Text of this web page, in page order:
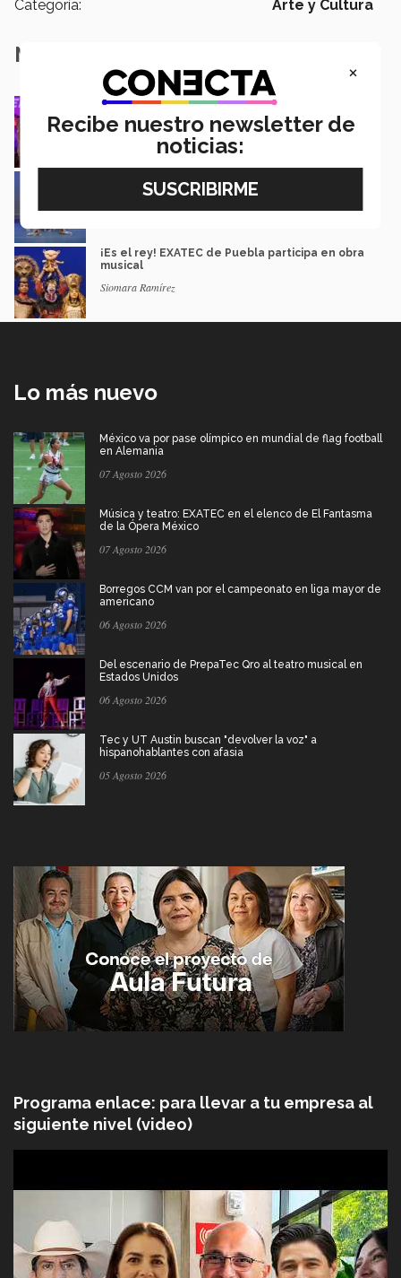
Categoría: Arte y Cultura
Notas Relacionadas
Videojuegos: así fue Borregos Gaming
Experience de Tec Puebla (fotos)
Rafael Torres | Campus Puebla
en concurso nacional
Silvia Montaño CrivelliI
¡Es el rey! EXATEC de Puebla participa en obra
musical
Siomara Ramírez
Lo más nuevo
México va por pase olímpico en mundial de flag football
en Alemania
07 Agosto 2026
Música y teatro: EXATEC en el elenco de El Fantasma
de la Ópera México
07 Agosto 2026
Borregos CCM van por el campeonato en liga mayor de
americano
06 Agosto 2026
Del escenario de PrepaTec Qro al teatro musical en
Estados Unidos
06 Agosto 2026
Tec y UT Austin buscan "devolver la voz" a
hispanohablantes con afasia
05 Agosto 2026
Programa enlace: para llevar a tu empresa al
siguiente nivel (video)
×
Recibe nuestro newsletter de
noticias: